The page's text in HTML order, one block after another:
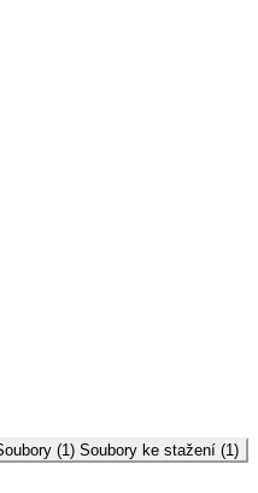
(1) Soubory ke stažení (1)